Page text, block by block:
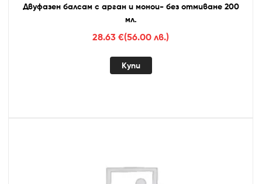
Двуфазен балсам с арган и монои- без отмиване 200
мл.
28.63 €(56.00 лв.)
Купи